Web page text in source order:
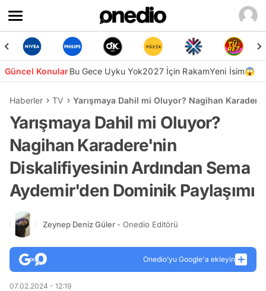
Güncel KonularBu Gece Uyku Yok2027 İçin RakamYeni İsim😱
Haberler TV Yarışmaya Dahil mi Oluyor? Nagihan
Yarışmaya Dahil mi Oluyor?
Nagihan Karadere'nin
Diskalifiyesinin Ardından Sema
Aydemir'den Dominik Paylaşımı
Zeynep Deniz Güler - Onedio Editörü
Onedio’yu Google'a ekleyin
07.02.2024 - 12:19